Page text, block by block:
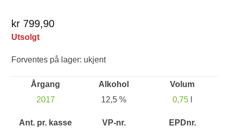
kr 799,90
Utsolgt
Forventes på lager: ukjent
Årgang
2017
Alkohol
12,5 %
Volum
0,75l
Ant. pr. kasse
VP-nr.
EPDnr.